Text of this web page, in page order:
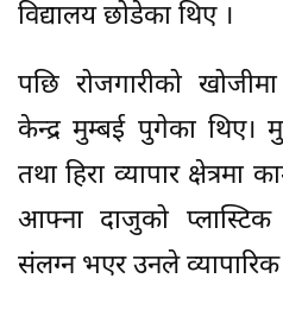
विद्यालय छोडेका थिए ।
पछि रोजगारीको
केन्द्र मुम्बई पुगेका थिए।
तथा हिरा व्यापार
आफ्ना दाजुको
संलग्न भएर उनले